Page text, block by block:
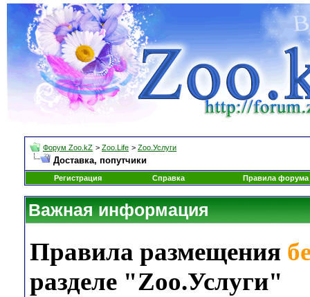
Форум Zoo.kZ > Zoo.Life > Zoo.Услуги
Доставка, попутчики
Регистрация Справка Правила форума
Важная информация
Правила размещения
разделе "Zoo.Услуги"